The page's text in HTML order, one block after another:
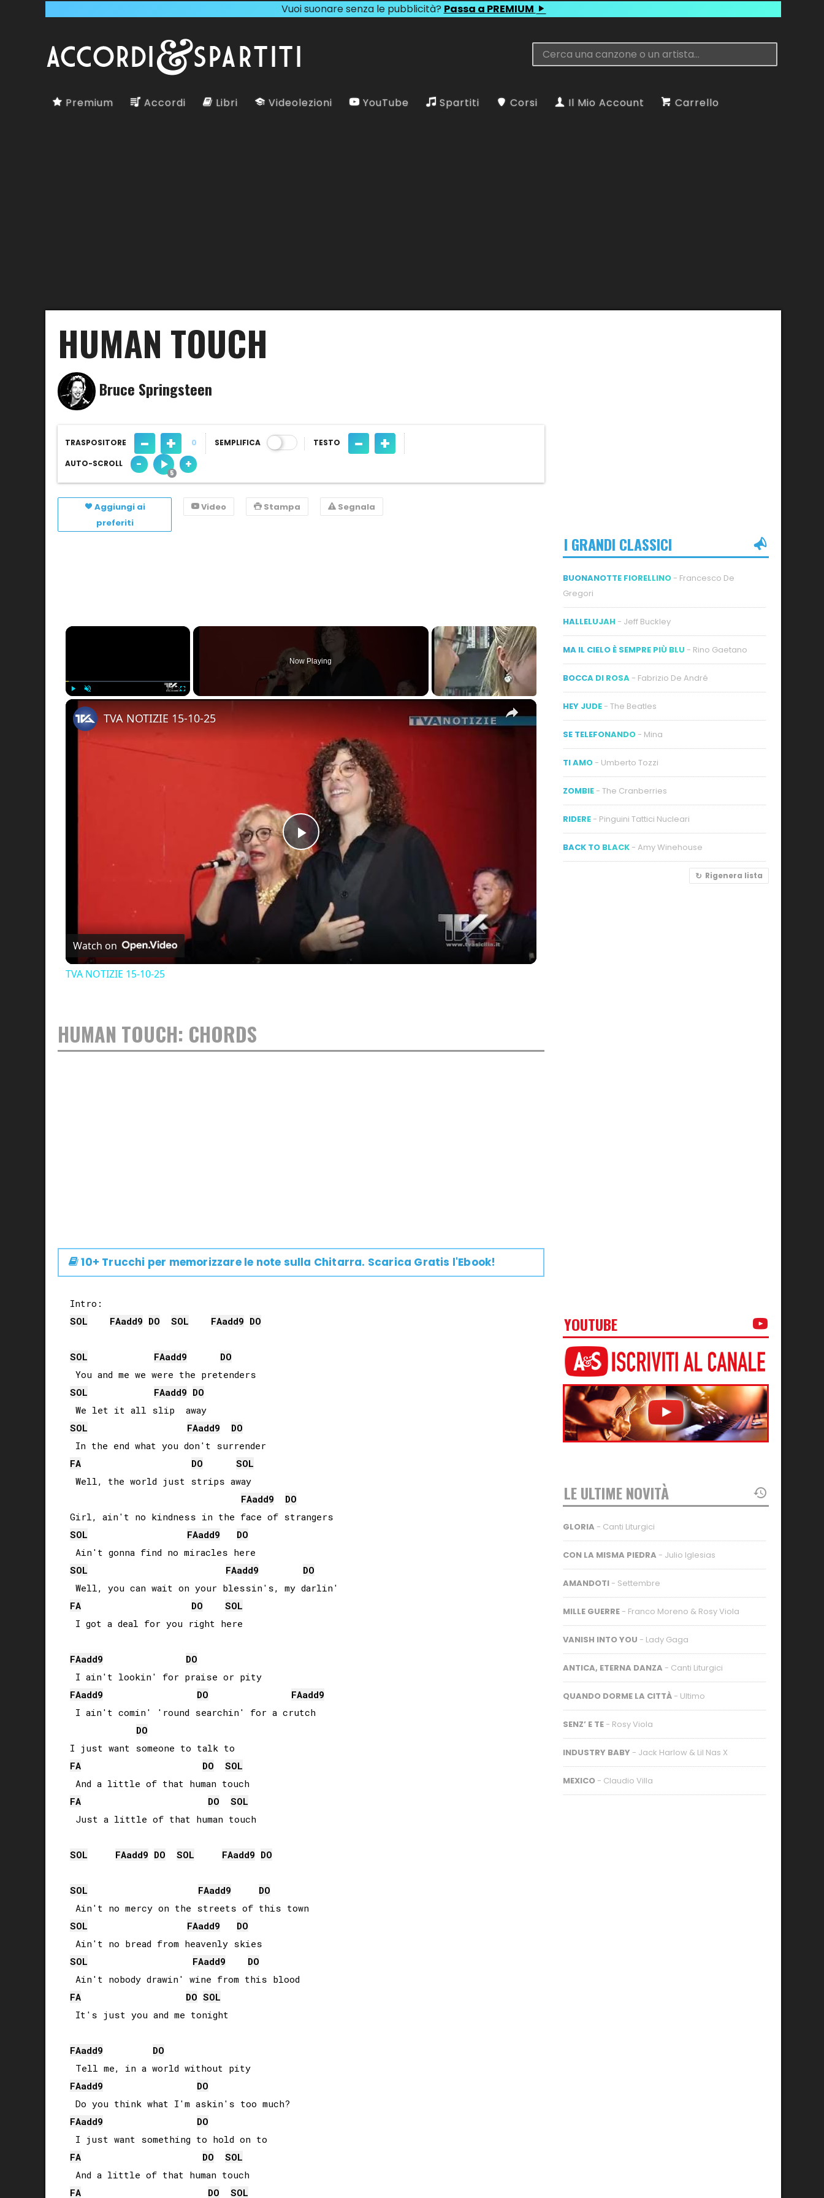
Vuoi suonare senza le pubblicità? Passa a PREMIUM
Premium Accordi Libri Videolezioni YouTube Spartiti Corsi Il Mio Account Carrello
HUMAN TOUCH
Bruce Springsteen
TRASPOSITORE - + 0 SEMPLIFICA TESTO - +
AUTO-SCROLL - +
Aggiungi ai
preferiti
Video Stampa Segnala
×
Play Unmute Fullscreen
Now Playing
×
Play
Video
TVA NOTIZIE 15-10-25
Watch on
TVA NOTIZIE 15-10-25
HUMAN TOUCH: CHORDS
10+ Trucchi per memorizzare le note sulla Chitarra. Scarica Gratis l'Ebook!
SOL
FAadd9 DO SOL FAadd9 DO
SOL FAadd9
DO
SOL
FAadd9 DO
SOL
FAadd9
DO
FA
DO
SOL
Well, the world just strips away
FAadd9
DO
SOL
FAadd9
DO
SOL
FAadd9
DO
FA
DO
SOL
I got a deal for you right here
FAadd9
DO
FAadd9 DO FAadd9
I ain't comin' 'round searchin' for a crutch
DO
FA
DO
SOL
FA
DO
SOL
Just a little of that human touch
SOL FAadd9 DO SOL FAadd9 DO
SOL FAadd9
DO
SOL
FAadd9
DO
SOL
FAadd9
DO
FA
DO SOL
It's just you and me tonight
FAadd9
DO
FAadd9
DO
FAadd9
DO
FA
DO
SOL
FA
DO SOL
I GRANDI CLASSICI
BUONANOTTE FIORELLINO - Francesco De
Gregori
HALLELUJAH - Jeff Buckley
MA IL CIELO È SEMPRE PIÙ BLU - Rino Gaetano
BOCCA DI ROSA - Fabrizio De André
HEY JUDE - The Beatles
SE TELEFONANDO - Mina
TI AMO - Umberto Tozzi
ZOMBIE - The Cranberries
RIDERE - Pinguini Tattici Nucleari
BACK TO BLACK - Amy Winehouse
Rigenera lista
YOUTUBE
LE ULTIME NOVITÀ
GLORIA - Canti Liturgici
CON LA MISMA PIEDRA - Julio Iglesias
AMANDOTI - Settembre
MILLE GUERRE - Franco Moreno & Rosy Viola
VANISH INTO YOU - Lady Gaga
ANTICA, ETERNA DANZA - Canti Liturgici
QUANDO DORME LA CITTÀ - Ultimo
SENZ’ E TE - Rosy Viola
INDUSTRY BABY - Jack Harlow & Lil Nas X
MEXICO - Claudio Villa